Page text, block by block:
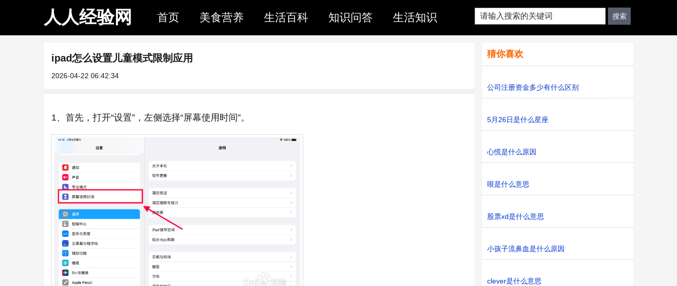
人人经验网 首页 美食营养 生活百科 知识问答 生活知识
ipad怎么设置儿童模式限制应用
2026-04-22 06:42:34
1、首先，打开“设置”，左侧选择“屏幕使用时间”。
猜你喜欢
公司注册资金多少有什么区别
5月26日是什么星座
心慌是什么原因
哏是什么意思
股票xd是什么意思
小孩子流鼻血是什么原因
clever是什么意思